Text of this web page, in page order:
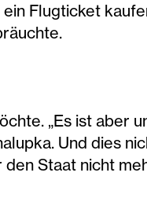
Flugticket
„Es ist aber
Und dies
Staat nicht